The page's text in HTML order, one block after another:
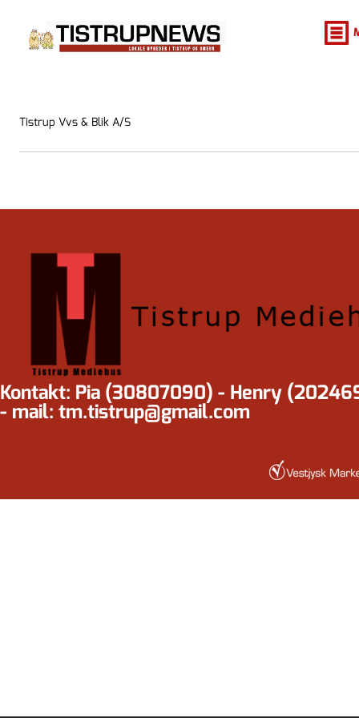
Tistrup Vvs & Blik A/S
Kontakt: Pia (30807090) - Henry
- mail: tm.tistrup@gmail.com